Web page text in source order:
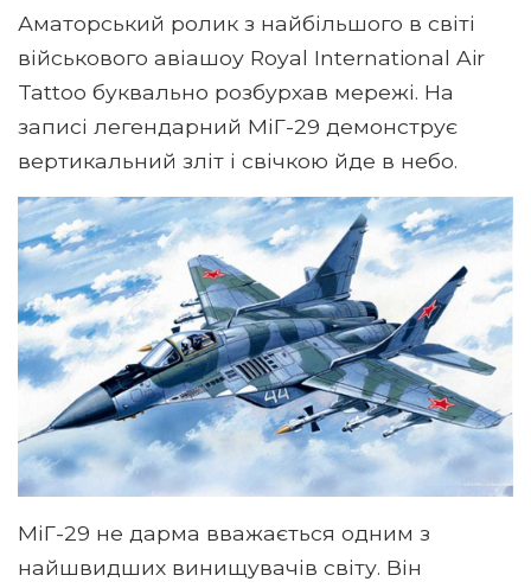
Аматорський ролик з найбільшого в світі
військового авіашоу Royal International Air
Tattoo буквально розбурхав мережі. На
записі легендарний МіГ-29 демонструє
вертикальний зліт і свічкою йде в небо.
МіГ-29 не дарма вважається одним з
найшвидших винищувачів світу. Він